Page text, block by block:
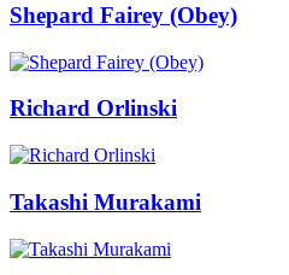
Shepard Fairey (Obey)
Richard Orlinski
Takashi Murakami